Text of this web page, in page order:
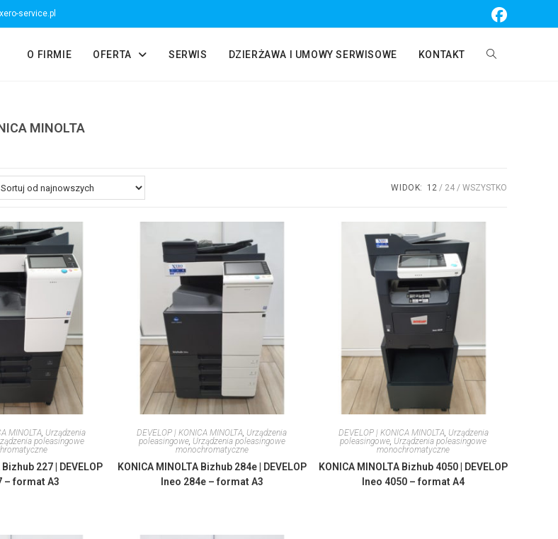
service.pl
O FIRMIE OFERTA SERWIS DZIERŻAWA I UMOWY SERWISOWE KONTAKT
MINOLTA
WIDOK: 12 24 WSZYSTKO
MINOLTA Urządzenia
poleasingowe
227 | DEVELOP
– format A3
DEVELOP | KONICA MINOLTA Urządzenia
poleasingowe, Urządzenia poleasingowe
monochromatyczne
KONICA MINOLTA Bizhub 284e | DEVELOP
Ineo 284e – format A3
DEVELOP | KONICA MINOLTA Urządzenia
poleasingowe Urządzenia poleasingowe
monochromatyczne
KONICA MINOLTA Bizhub 4050 | DEVELOP
Ineo 4050 – format A4